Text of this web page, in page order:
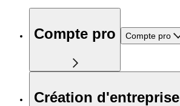
Compte pro Compte pro
Création d'entreprise